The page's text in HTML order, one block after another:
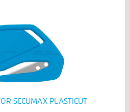
SECUMAX PLASTICUT